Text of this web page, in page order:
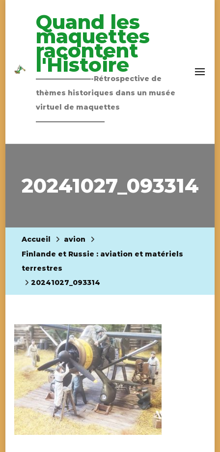
Quand les
maquettes
racontent
l'Histoire
————————-Rétrospective de
thèmes historiques dans un musée
virtuel de maquettes
——————————
20241027_093314
Accueil
avion
Finlande et Russie : aviation et matériels
terrestres
20241027_093314